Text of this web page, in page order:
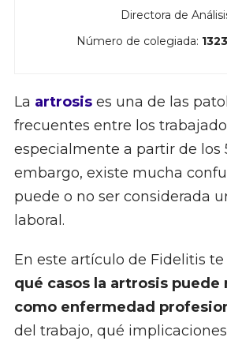
Directora de
Número de colegiada:
La artrosises una de las
frecuentes entre los
especialmente a partir de los
embargo, existe mucha
puede o no ser considerada
laboral.
En este artículo de Fidelitis
qué casos la artrosis puede
como enfermedad
del trabajo, qué